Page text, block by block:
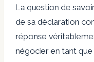
La question de
de sa déclaration
réponse
négocier en tant